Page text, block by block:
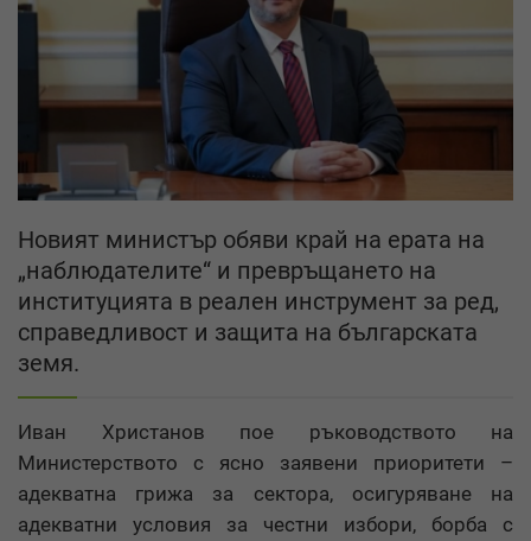
Новият министър обяви край на ерата на
„наблюдателите“ и превръщането на
институцията в реален инструмент за ред,
справедливост и защита на българската
земя.
Иван Христанов пое ръководството на
Министерството с ясно заявени приоритети –
адекватна грижа за сектора, осигуряване на
адекватни условия за честни избори, борба с